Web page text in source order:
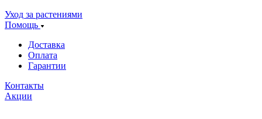
Уход за растениями
Помощь
Доставка
Оплата
Гарантии
Контакты
Акции